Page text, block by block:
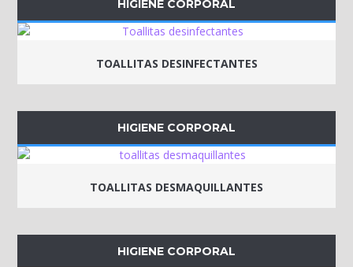
HIGIENE CORPORAL
TOALLITAS DESINFECTANTES
HIGIENE CORPORAL
TOALLITAS DESMAQUILLANTES
HIGIENE CORPORAL